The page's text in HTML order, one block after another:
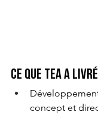
Ce que TEA a livré
concept et